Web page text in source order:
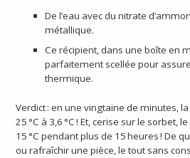
De l’eau avec du nitrate
métallique.
Ce récipient, dans une boîte en
parfaitement scellée pour
thermique.
Verdict : en une vingtaine de minutes,
25 °C à 3,6 °C ! Et, cerise sur le sorbet,
15 °C pendant plus de 15 heures ! De
ou rafraîchir une pièce, le tout sans